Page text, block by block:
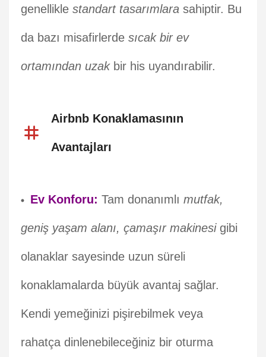
genellikle standart tasarımlara sahiptir. Bu
da bazı misafirlerde sıcak bir ev
ortamından uzakbir his uyandırabilir.
Airbnb Konaklamasının
Avantajları
Ev Konforu: Tam donanımlı mutfak,
geniş yaşam alanı, çamaşır makinesigibi
olanaklar sayesinde uzun süreli
konaklamalarda büyük avantaj sağlar.
Kendi yemeğinizi pişirebilmek veya
rahatça dinlenebileceğiniz bir oturma